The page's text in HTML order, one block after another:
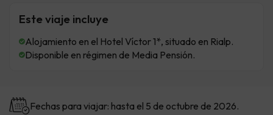
Este viaje incluye
Alojamiento en el Hotel Víctor 1*, situado en Rialp.
Disponible en régimen de Media Pensión.
Fechas para viajar: hasta el 5 de octubre de 2026.